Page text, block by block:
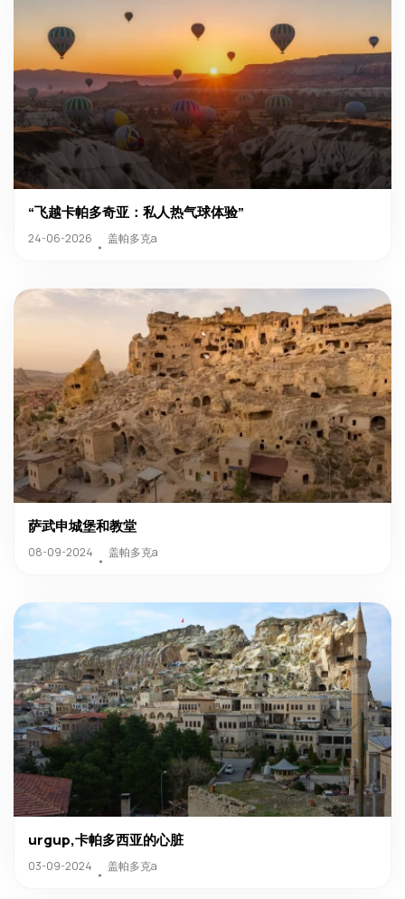
“飞越卡帕多奇亚：私人热气球体验”
24-06-2026 盖帕多克a
萨武申城堡和教堂
08-09-2024 盖帕多克a
urgup,卡帕多西亚的心脏
03-09-2024 盖帕多克a